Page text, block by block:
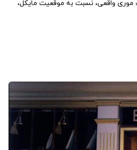
واقعی، نسبت به موقعیت مایکل،